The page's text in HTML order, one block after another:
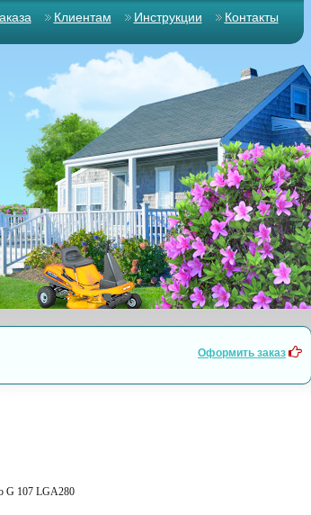
Клиентам Инструкции Контакты
Оформить заказ
G 107 LGA280